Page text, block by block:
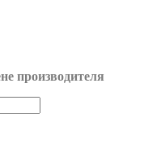
производителя